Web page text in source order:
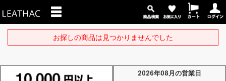
お探しの商品は見つかりませんでした
2026年08月の営業日